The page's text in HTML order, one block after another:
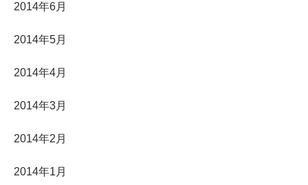
2014年6月
2014年5月
2014年4月
2014年3月
2014年2月
2014年1月